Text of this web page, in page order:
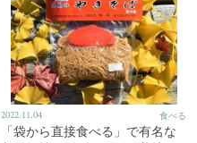
2022.11.04 食べる
「袋から直接食べる」で有名な